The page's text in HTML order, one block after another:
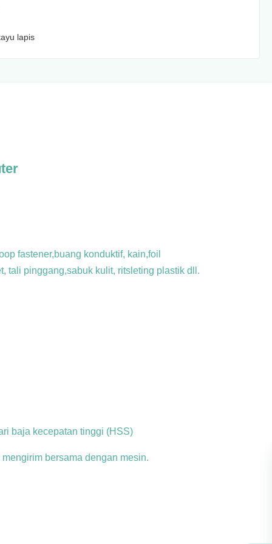
lapis
fastener,buang konduktif, kain,foil
tali pinggang,sabuk kulit, ritsleting plastik dll.
baja kecepatan tinggi (HSS)
bersama dengan mesin.